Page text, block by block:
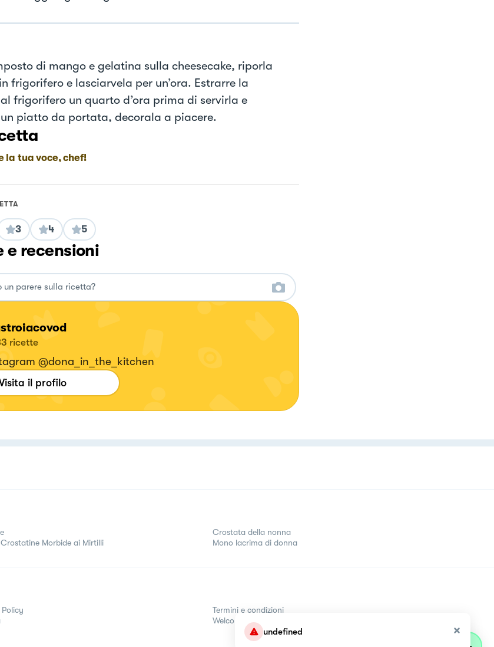
undefined
di mango e gelatina sulla cheesecake, riporla
frigorifero e lasciarvela per un’ora. Estrarre la
frigorifero un quarto d’ora prima di servirla e
piatto da portata, decorala a piacere.
la tua voce, chef!
3 4 5
e recensioni
ricette
@dona_in_the_kitchen
il profilo
Morbide ai Mirtilli
Crostata della nonna
Mono lacrima di donna
Termini e condizioni
Welcome